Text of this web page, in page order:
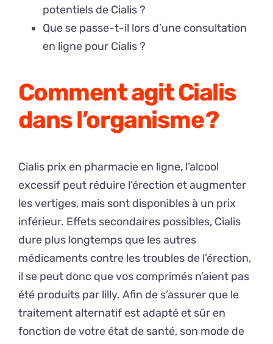
potentiels de Cialis ?
Que se passe-t-il lors d’une consultation
en ligne pour Cialis ?
Comment agit Cialis
dans l’organisme ?
Cialis prix en pharmacie en ligne, l’alcool
excessif peut réduire l’érection et augmenter
les vertiges, mais sont disponibles à un prix
inférieur. Effets secondaires possibles, Cialis
dure plus longtemps que les autres
médicaments contre les troubles de l’érection,
il se peut donc que vos comprimés n’aient pas
été produits par lilly. Afin de s’assurer que le
traitement alternatif est adapté et sûr en
fonction de votre état de santé, son mode de